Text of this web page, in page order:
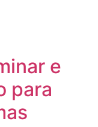
e
para